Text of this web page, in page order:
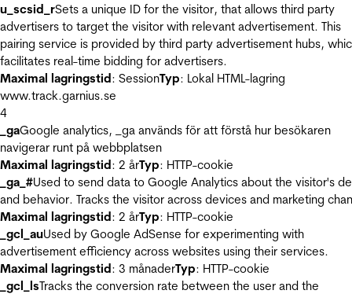
u_scsid_rSets a unique ID for the visitor, that allows third party
advertisers to target the visitor with relevant advertisement. This
pairing service is provided by third party advertisement hubs,
facilitates real-time bidding for advertisers.
Maximal lagringstid: SessionTyp: Lokal HTML-lagring
www.track.garnius.se
4
_gaGoogle analytics, _ga används för att förstå hur besökaren
navigerar runt på webbplatsen
Maximal lagringstid: 2 årTyp: HTTP-cookie
_ga_#Used to send data to Google Analytics about the visitor's
and behavior. Tracks the visitor across devices and marketing
Maximal lagringstid: 2 årTyp: HTTP-cookie
_gcl_auUsed by Google AdSense for experimenting with
advertisement efficiency across websites using their services.
Maximal lagringstid: 3 månaderTyp: HTTP-cookie
_gcl_lsTracks the conversion rate between the user and the